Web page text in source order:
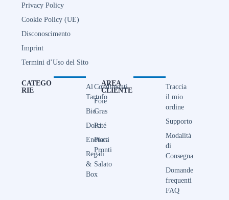
Privacy Policy
Cookie Policy (UE)
Disconoscimento
Imprint
Termini d’Uso del Sito
CATEGO
RIE
Al
Tartufo
Bio
Dolci
Enoteca
Regali
&
Box
Condimenti
Foie
Gras
Paté
Piatti
Pronti
Salato
AREA
CLIENTE
Traccia
il mio
ordine
Supporto
Modalità
di
Consegna
Domande
frequenti
FAQ